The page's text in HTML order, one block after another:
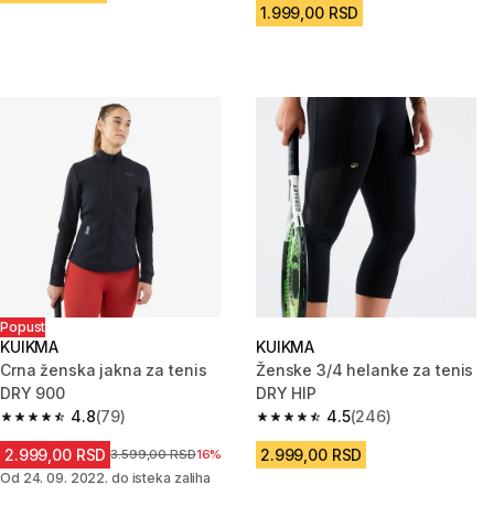
1.999,00 RSD
Popust
KUIKMA
Crna ženska jakna za tenis
DRY 900
4.8
4.8 od 5 zvezdica from 79 Recenzije
(79)
2.999,00 RSD Cena pre sniženja
3.599,00 RSD16%
Od 24. 09. 2022. do isteka zaliha
KUIKMA
Ženske 3/4 helanke za tenis
DRY HIP
4.5
4.5 od 5 zvezdica from 246
(246)
2.999,00 RSD